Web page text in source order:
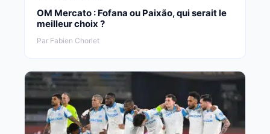
OM Mercato : Fofana ou Paixão, qui serait le
meilleur choix ?
Par Fabien Chorlet